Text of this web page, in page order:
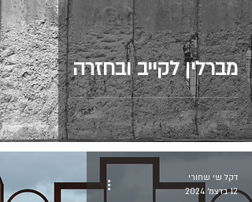
מברלין לקייב ובחזרה
דקל שי שחורי
12 בדצמ׳ 2024